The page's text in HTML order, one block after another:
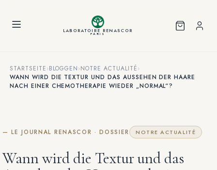
LABORATOIRE RENASCOR
PARIS
STARTSEITE›BLOGGEN›NOTRE ACTUALITÉ›
WANN WIRD DIE TEXTUR UND DAS AUSSEHEN DER HAARE
NACH EINER CHEMOTHERAPIE WIEDER „NORMAL“?
— LE JOURNAL RENASCOR · DOSSIER NOTRE ACTUALITÉ
Wann wird die Textur und das